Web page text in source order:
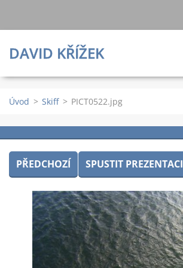
DAVID KŘÍŽEK
Úvod > Skiff > PICT0522.jpg
PŘEDCHOZÍ SPUSTIT PREZENTACI